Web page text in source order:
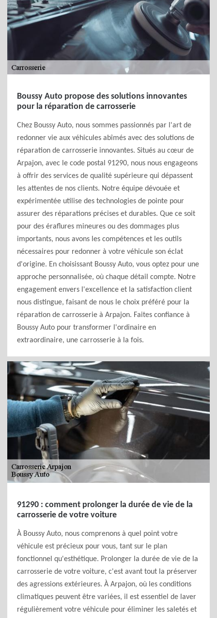
Boussy Auto propose des solutions innovantes
pour la réparation de carrosserie
Chez Boussy Auto, nous sommes passionnés par l'art de
redonner vie aux véhicules abîmés avec des solutions de
réparation de carrosserie innovantes. Situés au cœur de
Arpajon, avec le code postal 91290, nous nous engageons
à offrir des services de qualité supérieure qui dépassent
les attentes de nos clients. Notre équipe dévouée et
expérimentée utilise des technologies de pointe pour
assurer des réparations précises et durables. Que ce soit
pour des éraflures mineures ou des dommages plus
importants, nous avons les compétences et les outils
nécessaires pour redonner à votre véhicule son éclat
d'origine. En choisissant Boussy Auto, vous optez pour une
approche personnalisée, où chaque détail compte. Notre
engagement envers l'excellence et la satisfaction client
nous distingue, faisant de nous le choix préféré pour la
réparation de carrosserie à Arpajon. Faites confiance à
Boussy Auto pour transformer l'ordinaire en
extraordinaire, une carrosserie à la fois.
91290 : comment prolonger la durée de vie de la
carrosserie de votre voiture
À Boussy Auto, nous comprenons à quel point votre
véhicule est précieux pour vous, tant sur le plan
fonctionnel qu'esthétique. Prolonger la durée de vie de la
carrosserie de votre voiture, c'est avant tout la préserver
des agressions extérieures. À Arpajon, où les conditions
climatiques peuvent être variées, il est essentiel de laver
régulièrement votre véhicule pour éliminer les saletés et